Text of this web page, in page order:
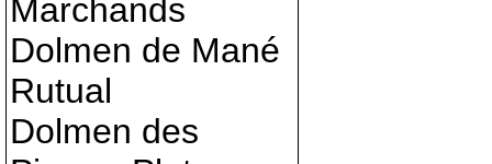
Marchands
Dolmen de Mané
Rutual
Dolmen des